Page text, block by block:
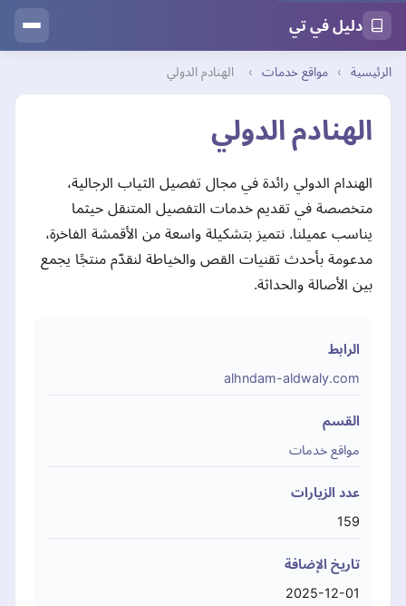
دليل في تي
الرئيسية › مواقع خدمات › الهنادم الدولي
الهنادم الدولي
الهندام الدولي رائدة في مجال تفصيل الثياب الرجالية،
متخصصة في تقديم خدمات التفصيل المتنقل حيثما
يناسب عميلنا. نتميز بتشكيلة واسعة من الأقمشة الفاخرة،
مدعومة بأحدث تقنيات القص والخياطة لنقدّم منتجًا يجمع
بين الأصالة والحداثة.
الرابط
alhndam-aldwaly.com
القسم
مواقع خدمات
عدد الزيارات
159
تاريخ الإضافة
2025-12-01